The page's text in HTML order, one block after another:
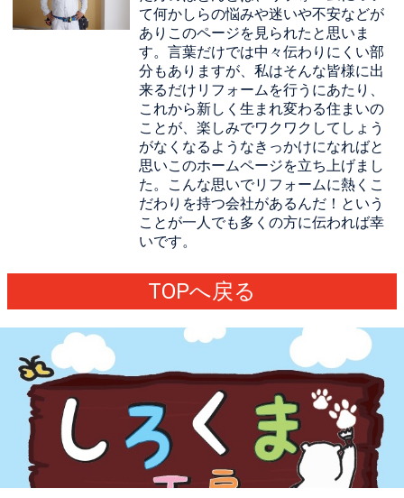
て何かしらの悩みや迷いや不安などが
ありこのページを見られたと思いま
す。言葉だけでは中々伝わりにくい部
分もありますが、私はそんな皆様に出
来るだけリフォームを行うにあたり、
これから新しく生まれ変わる住まいの
ことが、楽しみでワクワクしてしょう
がなくなるようなきっかけになればと
思いこのホームページを立ち上げまし
た。こんな思いでリフォームに熱くこ
だわりを持つ会社があるんだ！という
ことが一人でも多くの方に伝われば幸
いです。
TOPへ戻る